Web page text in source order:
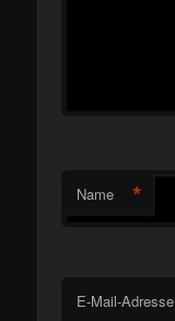
Name *
E-Mail-Adresse